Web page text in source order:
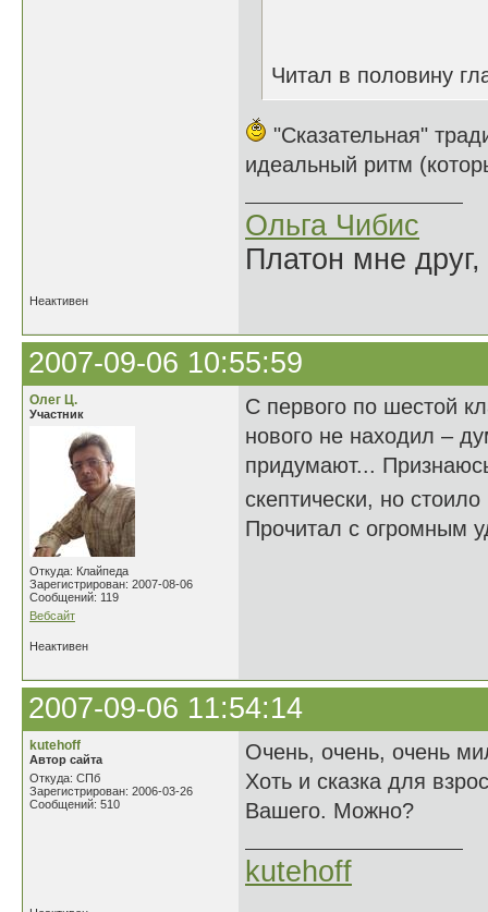
Читал в половину
"Сказательная"
идеальный ритм
Ольга Чибис
Платон мне
Неактивен
2007-09-06 10:55:59
Олег Ц.
Участник
Откуда: Клайпеда
Зарегистрирован: 2007-08-06
Сообщений: 119
Вебсайт
С первого по шестой
нового не находил –
придумают...
скептически, но
Прочитал с огромным
Неактивен
2007-09-06 11:54:14
kutehoff
Автор сайта
Откуда: СПб
Зарегистрирован: 2006-03-26
Сообщений: 510
Очень, очень, очень
Хоть и сказка для
Вашего. Можно?
kutehoff